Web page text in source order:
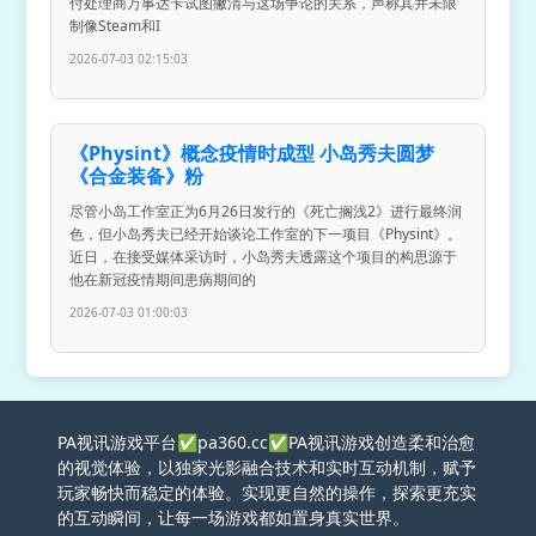
制像Steam和I
2026-07-03 02:15:03
《Physint》概念疫情时成型 小岛秀夫圆梦
《合金装备》粉
尽管小岛工作室正为6月26日发行的《死亡搁浅2》进行最终润
色，但小岛秀夫已经开始谈论工作室的下一项目《Physint》。
近日，在接受媒体采访时，小岛秀夫透露这个项目的构思源于
他在新冠疫情期间患病期间的
2026-07-03 01:00:03
PA视讯游戏平台✅pa360.cc✅PA视讯游戏创造柔和治愈
的视觉体验，以独家光影融合技术和实时互动机制，赋予
玩家畅快而稳定的体验。实现更自然的操作，探索更充实
的互动瞬间，让每一场游戏都如置身真实世界。